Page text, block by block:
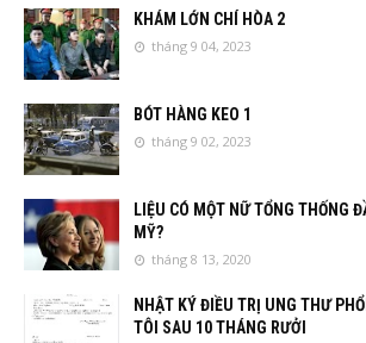
KHÁM LỚN CHÍ HÒA 2
tháng 9 04, 2023
BÓT HÀNG KEO 1
tháng 9 02, 2023
LIỆU CÓ MỘT NỮ TỔNG THỐNG
MỸ?
tháng 8 13, 2020
NHẬT KÝ ĐIỀU TRỊ UNG THƯ
TÔI SAU 10 THÁNG RƯỞI